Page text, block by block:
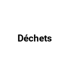
Déchets